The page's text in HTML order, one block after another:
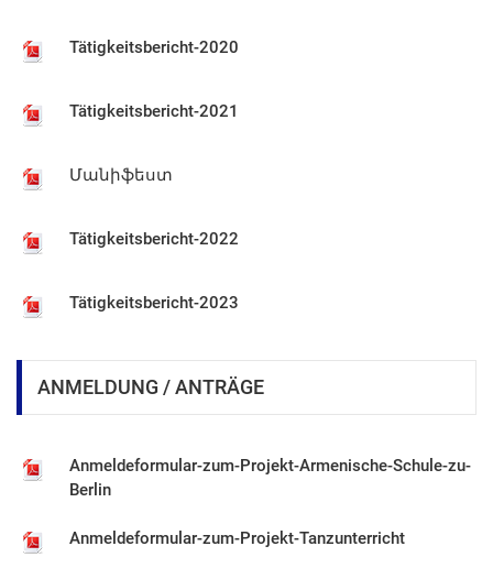
Tätigkeitsbericht-2020
Tätigkeitsbericht-2021
Մանիֆեստ
Tätigkeitsbericht-2022
Tätigkeitsbericht-2023
Tätigkeitsbericht-2024
ՀԵՄԱ Կանոնադրություն
ANMELDUNG / ANTRÄGE
Anmeldeformular-zum-Projekt-Armenische-Schule-zu-
Berlin
Anmeldeformular-zum-Projekt-Tanzunterricht